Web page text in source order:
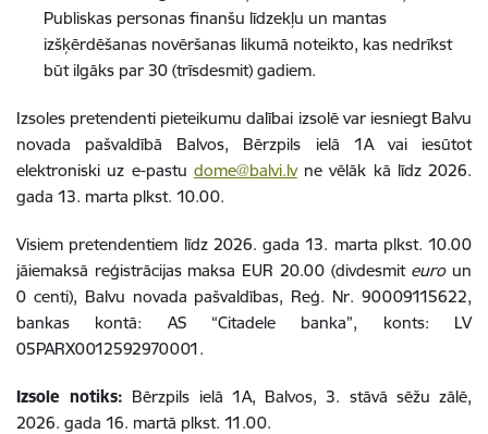
Publiskas personas finanšu līdzekļu un mantas
izšķērdēšanas novēršanas likumā noteikto, kas nedrīkst
būt ilgāks par 30 (trīsdesmit) gadiem.
Izsoles pretendenti pieteikumu dalībai izsolē var iesniegt Balvu
novada pašvaldībā Balvos, Bērzpils ielā 1A vai iesūtot
elektroniski uz e-pastu dome@balvi.lvne vēlāk kā līdz 2026.
gada 13. marta plkst. 10.00.
Visiem pretendentiem līdz 2026. gada 13. marta plkst. 10.00
jāiemaksā reģistrācijas maksa EUR 20.00 (divdesmit euro un
0 centi), Balvu novada pašvaldības, Reģ. Nr. 90009115622,
bankas kontā: AS “Citadele banka”, konts: LV
05PARX0012592970001.
Izsole notiks: Bērzpils ielā 1A, Balvos, 3. stāvā sēžu zālē,
2026. gada 16. martā plkst. 11.00.